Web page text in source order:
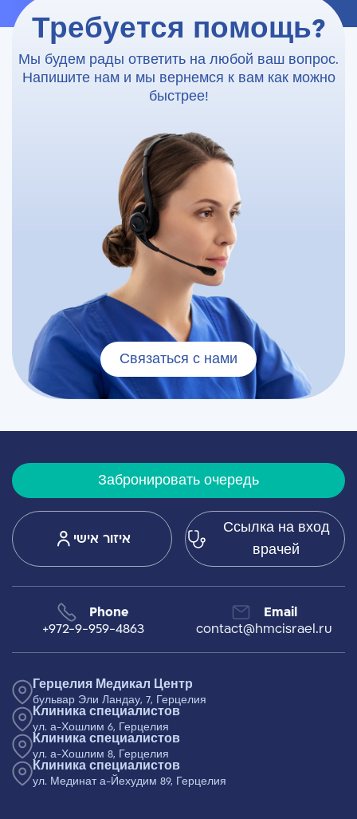
Требуется помощь?
Мы будем рады ответить на любой ваш вопрос.
Напишите нам и мы вернемся к вам как можно
быстрее!
Связаться с нами
Забронировать очередь
איזור אישי
Ссылка на вход
врачей
Phone
+972-9-959-4863
Email
contact@hmcisrael.ru
Герцелия Медикал Центр
бульвар Эли Ландау, 7, Герцелия
Клиника специалистов
ул. а-Хошлим 6, Герцелия
Клиника специалистов
ул. а-Хошлим 8, Герцелия
Клиника специалистов
ул. Мединат а-Йехудим 89, Герцелия